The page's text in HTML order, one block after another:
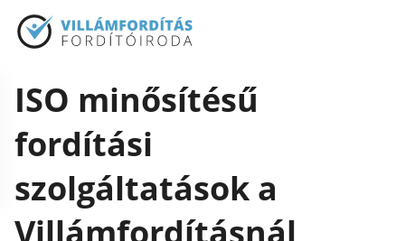
ISO minősítésű
fordítási
szolgáltatások a